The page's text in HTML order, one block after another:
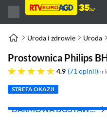
Uroda i zdrowie Uroda
Prostownica Philips
4.9
4.9 gwiazdek 71 opinii nr
STREFA OKAZJI
DARMOWA DOSTAWA